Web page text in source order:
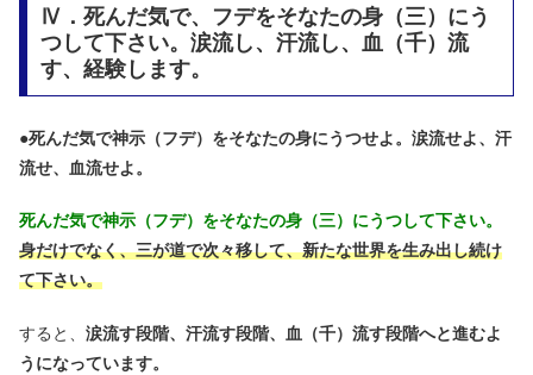
Ⅳ．死んだ気で、フデをそなたの身（三）にう
つして下さい。涙流し、汗流し、血（千）流
す、経験します。
●死んだ気で神示（フデ）をそなたの身にうつせよ。涙流せよ、汗
流せ、血流せよ。
死んだ気で神示（フデ）をそなたの身（三）にうつして下さい。
身だけでなく、三が道で次々移して、新たな世界を生み出し続け
て下さい。
すると、 涙流す段階、汗流す段階、血（千）流す段階へと進むよ
うになっています。